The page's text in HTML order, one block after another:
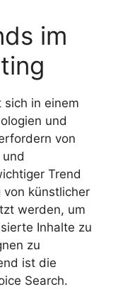
im
in einem
und
von
Trend
künstlicher
werden, um
Inhalte zu
zu
ist die
Search.